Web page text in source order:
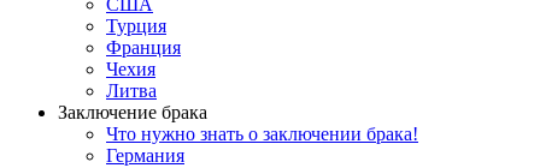
США
Турция
Франция
Чехия
Литва
Заключение брака
Что нужно знать о заключении брака!
Германия